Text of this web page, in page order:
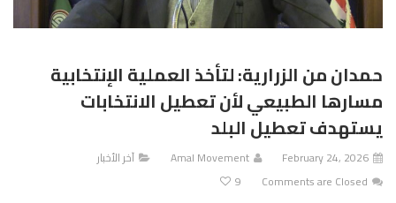
حمدان من الزرارية: لتأخذ العملية الإنتخابية
مسارها الطبيعي لأن تعطيل الانتخابات
يستهدف تعطيل البلد
February 24, 2026
Amal Movement
آخر الأخبار
Comments are Closed
9